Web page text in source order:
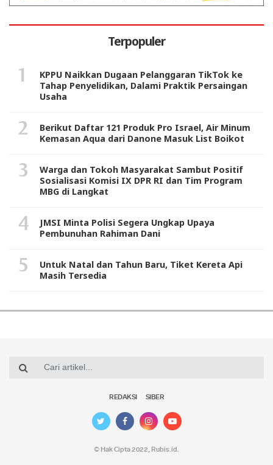
Terpopuler
KPPU Naikkan Dugaan Pelanggaran TikTok ke
Tahap Penyelidikan, Dalami Praktik Persaingan
Usaha
Berikut Daftar 121 Produk Pro Israel, Air Minum
Kemasan Aqua dari Danone Masuk List Boikot
Warga dan Tokoh Masyarakat Sambut Positif
Sosialisasi Komisi IX DPR RI dan Tim Program
MBG di Langkat
JMSI Minta Polisi Segera Ungkap Upaya
Pembunuhan Rahiman Dani
Untuk Natal dan Tahun Baru, Tiket Kereta Api
Masih Tersedia
REDAKSI SIBER
© Hak Cipta 2022, Rubis.id.